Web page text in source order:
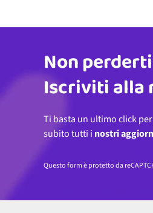
Indirizzo email
Non
Iscriviti alla
Ti basta un ultimo click
subito tutti i nostri
Questo form è protetto da